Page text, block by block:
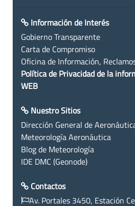
Información de Interés
Gobierno Transparente
Carta de Compromiso
Oficina de Información,
Política de Privacidad de la
WEB
Nuestro Sitios
Dirección General de
Meteorología Aeronáutica
Blog de Meteorología
IDE DMC (Geonode)
Contactos
Av. Portales 3450, Estación